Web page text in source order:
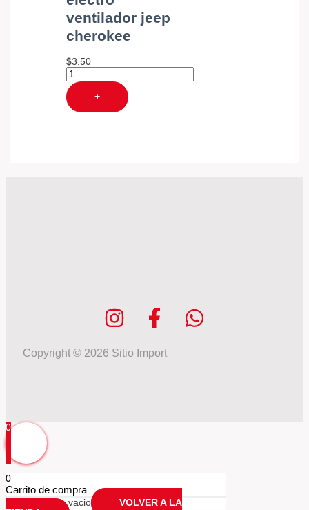
ventilador jeep
cherokee
$3.50
+
Copyright © 2026 Sitio Import
0
0
Carrito de compra
Tu carrio esta vacio
VOLVER A LA